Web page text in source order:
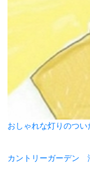
おしゃれな灯りのつ
カントリーガーデン